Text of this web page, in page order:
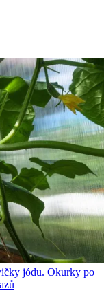
jódu. Okurky po